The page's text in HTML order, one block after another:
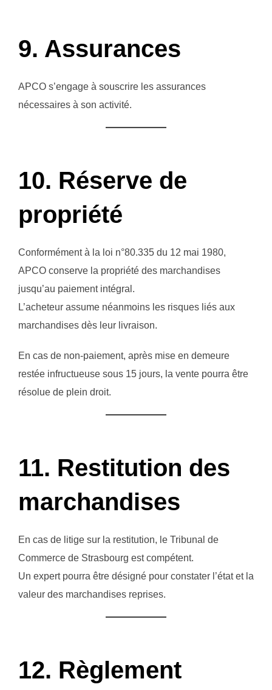
9. Assurances
APCO s’engage à souscrire les assurances
nécessaires à son activité.
10. Réserve de
propriété
Conformément à la loi n°80.335 du 12 mai 1980,
APCO conserve la propriété des marchandises
jusqu’au paiement intégral.
L’acheteur assume néanmoins les risques liés aux
marchandises dès leur livraison.
En cas de non-paiement, après mise en demeure
restée infructueuse sous 15 jours, la vente pourra être
résolue de plein droit.
11. Restitution des
marchandises
En cas de litige sur la restitution, le Tribunal de
Commerce de Strasbourg est compétent.
Un expert pourra être désigné pour constater l’état et la
valeur des marchandises reprises.
12. Règlement